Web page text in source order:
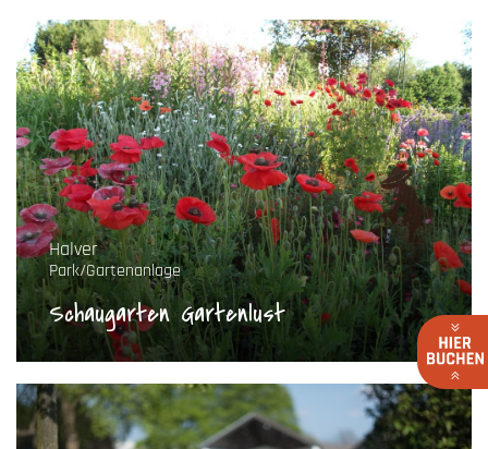
Halver
Park/Gartenanlage
Schaugarten Gartenlust